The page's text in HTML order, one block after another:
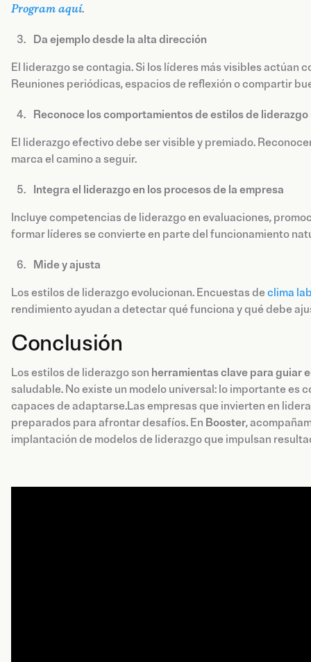
Program aquí.
Da ejemplo desde la alta dirección
El liderazgo se contagia. Si los líderes más visibles actúan
Reuniones periódicas, espacios de reflexión o compartir
Reconoce los comportamientos de estilos de liderazgo
El liderazgo efectivo debe ser visible y premiado.
marca el camino a seguir.
Integra el liderazgo en los procesos de la empresa
Incluye competencias de liderazgo en evaluaciones,
formar líderes se convierte en parte del funcionamiento
Mide y ajusta
Los estilos de liderazgo evolucionan. Encuestas declima
rendimiento ayudan a detectar qué funciona y qué debe
Conclusión
Los estilos de liderazgo son herramientas clave para guiar
saludable. No existe un modelo universal: lo importante
capaces de adaptarse.Las empresas que invierten en
preparados para afrontar desafíos. En Booster,
implantación de modelos de liderazgo que impulsan